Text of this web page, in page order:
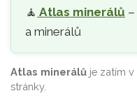
🧘‍ Atlas minerálů
a minerálů
Atlas minerálů je zatím v
stránky.